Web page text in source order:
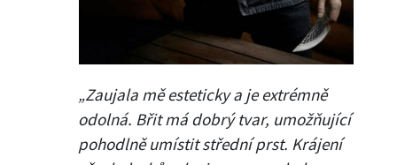
„Zaujala mě esteticky a je extrémně
odolná. Břit má dobrý tvar, umožňující
pohodlně umístit střední prst. Krájení